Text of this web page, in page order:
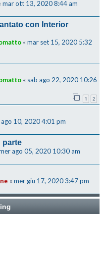
mar ott 13, 2020 8:44 am
con Interior
« mar set 15, 2020 5:32
« sab ago 22, 2020 10:26
1 2
ago 10, 2020 4:01 pm
parte
ago 05, 2020 10:30 am
« mer giu 17, 2020 3:47 pm